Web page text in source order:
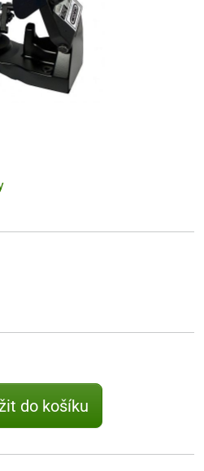
do košíku